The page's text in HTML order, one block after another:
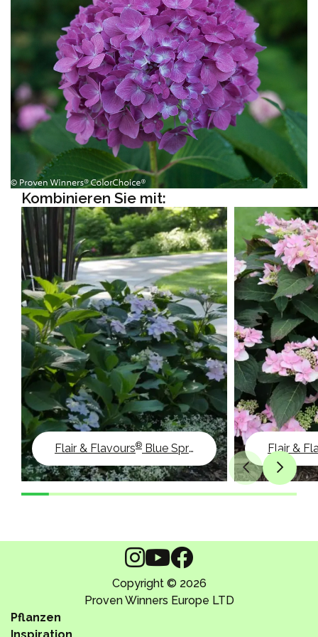
Kombinieren Sie mit:
Flair & Flavours® Blue Sprinkles Flair &
Copyright © 2026
Proven Winners Europe LTD
Pflanzen